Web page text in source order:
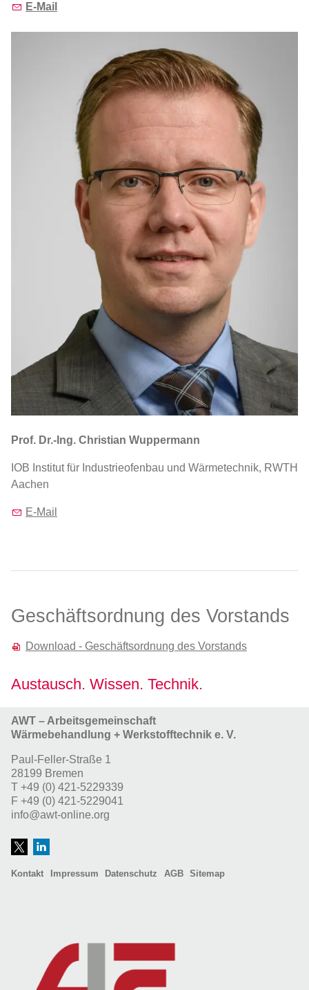
E-Mail
Prof. Dr.-Ing. Christian Wuppermann
IOB Institut für Industrieofenbau und Wärmetechnik, RWTH
Aachen
E-Mail
Geschäftsordnung des Vorstands
Download - Geschäftsordnung des Vorstands
Austausch. Wissen. Technik.
AWT – Arbeitsgemeinschaft
Wärmebehandlung + Werkstofftechnik e. V.
Paul-Feller-Straße 1
28199 Bremen
T +49 (0) 421-5229339
F +49 (0) 421-5229041
info@awt-online.org
Kontakt Impressum Datenschutz AGB Sitemap